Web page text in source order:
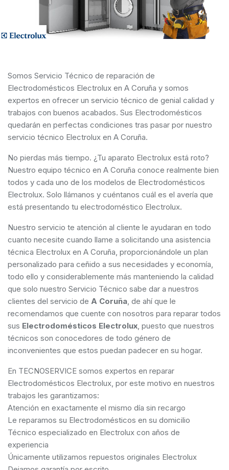
Somos Servicio Técnico de reparación de
Electrodomésticos Electrolux en A Coruña y somos
expertos en ofrecer un servicio técnico de genial calidad y
trabajos con buenos acabados. Sus Electrodomésticos
quedarán en perfectas condiciones tras pasar por nuestro
servicio técnico Electrolux en A Coruña.
No pierdas más tiempo. ¿Tu aparato Electrolux está roto?
Nuestro equipo técnico en A Coruña conoce realmente bien
todos y cada uno de los modelos de Electrodomésticos
Electrolux. Solo llámanos y cuéntanos cuál es el avería que
está presentando tu electrodoméstico Electrolux.
Nuestro servicio te atención al cliente le ayudaran en todo
cuanto necesite cuando llame a solicitando una asistencia
técnica Electrolux en A Coruña, proporcionándole un plan
personalizado para ceñido a sus necesidades y economía,
todo ello y considerablemente más manteniendo la calidad
que solo nuestro Servicio Técnico sabe dar a nuestros
clientes del servicio de A Coruña, de ahí que le
recomendamos que cuente con nosotros para reparar todos
sus Electrodomésticos Electrolux, puesto que nuestros
técnicos son conocedores de todo género de
inconvenientes que estos puedan padecer en su hogar.
En TECNOSERVICE somos expertos en reparar
Electrodomésticos Electrolux, por este motivo en nuestros
trabajos les garantizamos:
Atención en exactamente el mismo día sin recargo
Le reparamos su Electrodomésticos en su domicilio
Técnico especializado en Electrolux con años de
experiencia
Únicamente utilizamos repuestos originales Electrolux